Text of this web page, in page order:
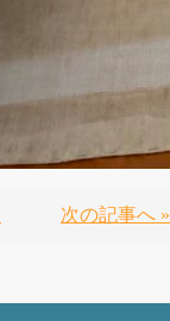
次の記事へ »